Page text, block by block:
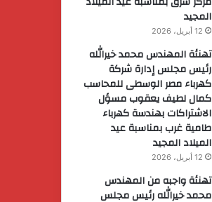
المجيد
12 أبريل، 2026
تهنئة المهندس محمد خيرالله
رئيس مجلس إدارة شركة
كهرباء مصر الوسطى للمحاسب
كمال لطيف يعقوب مسؤل
الاشتراكات بهندسة كهرباء
طامية غرب بمناسبة عيد
الميلاد المجيد
12 أبريل، 2026
تهنئة واجبه من المهندس
محمد خيرالله رئيس مجلس